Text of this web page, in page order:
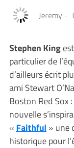
Jeremy -
Stephen King
particulier de
d’ailleurs écrit
ami Stewart
Boston Red Sox
nouvelle
« Faithful » une
historique pour